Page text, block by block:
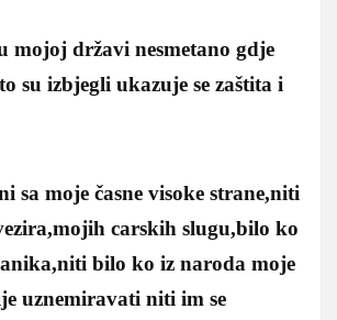
mojoj državi nesmetano gdje
su izbjegli ukazuje se zaštita i
sa moje časne visoke strane,niti
carskih slugu,bilo ko
bilo ko iz naroda moje
uznemiravati niti im se